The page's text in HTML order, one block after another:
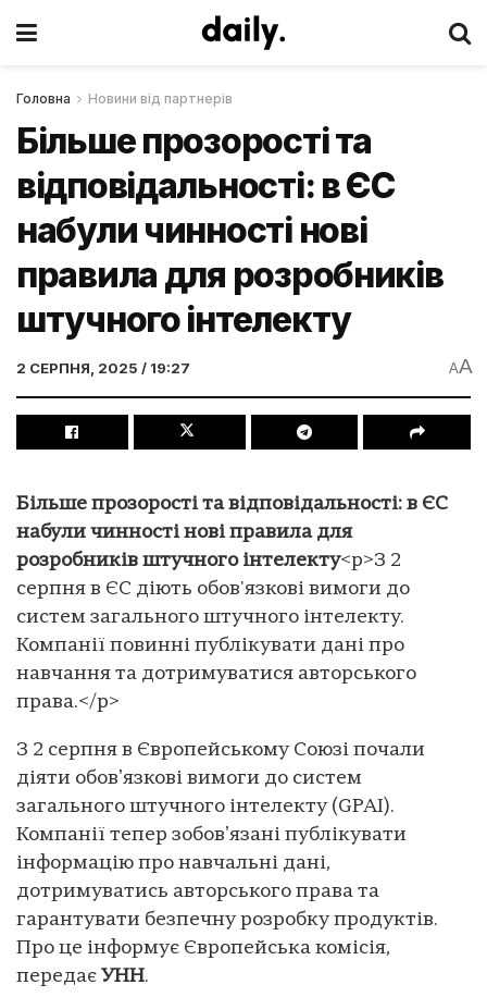
Головна Новини від партнерів
Більше прозорості та
відповідальності: в ЄС
набули чинності нові
правила для розробників
штучного інтелекту
2 СЕРПНЯ, 2025 / 19:27 AA
Більше прозорості та відповідальності: в ЄС
набули чинності нові правила для
розробників штучного інтелекту<p>З 2
серпня в ЄС діють обов'язкові вимоги до
систем загального штучного інтелекту.
Компанії повинні публікувати дані про
навчання та дотримуватися авторського
права.</p>
З 2 серпня в Європейському Союзі почали
діяти обовʼязкові вимоги до систем
загального штучного інтелекту (GPAI).
Компанії тепер зобовʼязані публікувати
інформацію про навчальні дані,
дотримуватись авторського права та
гарантувати безпечну розробку продуктів.
Про це інформує Європейська комісія,
передає УНН.